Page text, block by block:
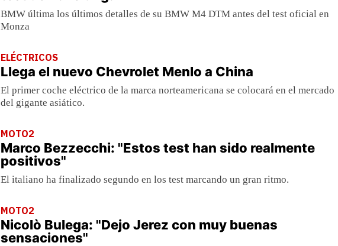
BMW última los últimos detalles de su BMW M4 DTM antes del test oficial en
Monza
ELÉCTRICOS
Llega el nuevo Chevrolet Menlo a China
El primer coche eléctrico de la marca norteamericana se colocará en el mercado
del gigante asiático.
MOTO2
Marco Bezzecchi: "Estos test han sido realmente
positivos"
El italiano ha finalizado segundo en los test marcando un gran ritmo.
MOTO2
Nicolò Bulega: "Dejo Jerez con muy buenas
sensaciones"